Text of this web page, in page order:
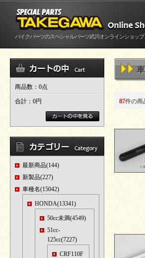
バイクパーツのスペシャルパーツ武川オンラインショップ
商品数：0点
合計： 0円
最新商品(144)
新製品(227)
車種名(15042)
HONDA(13341)
50cc未満(4549)
51cc-
125cc(7227)
CRF110F
87件の商